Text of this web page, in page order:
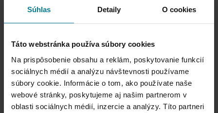
Súhlas Detaily O cookies
Táto webstránka používa súbory cookies
Na prispôsobenie obsahu a reklám, poskytovanie funkcií
sociálnych médií a analýzu návštevnosti používame
súbory cookie. Informácie o tom, ako používate naše
webové stránky, poskytujeme aj našim partnerom v
oblasti sociálnych médií, inzercie a analýzy. Títo partneri
Facebook
UBYTOVANIE
Nabitý pobyt s pobytovými balíčkami